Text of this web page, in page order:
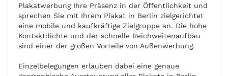
Plakatwerbung Ihre Präsenz in der Öffentlichkeit und
sprechen Sie mit Ihrem Plakat in Berlin zielgerichtet
eine mobile und kaufkräftige Zielgruppe an. Die hohe
Kontaktdichte und der schnelle Reichweitenaufbau
sind einer der großen Vorteile von Außenwerbung.
Einzelbelegungen erlauben dabei eine genaue